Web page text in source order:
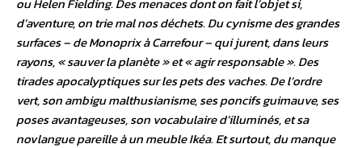
ou Helen Fielding. Des menaces dont on fait l’objet si,
d’aventure, on trie mal nos déchets. Du cynisme des grandes
surfaces – de Monoprix à Carrefour – qui jurent, dans leurs
rayons, « sauver la planète » et « agir responsable ». Des
tirades apocalyptiques sur les pets des vaches. De l’ordre
vert, son ambigu malthusianisme, ses poncifs guimauve, ses
poses avantageuses, son vocabulaire d’illuminés, et sa
novlangue pareille à un meuble Ikéa. Et surtout, du manque